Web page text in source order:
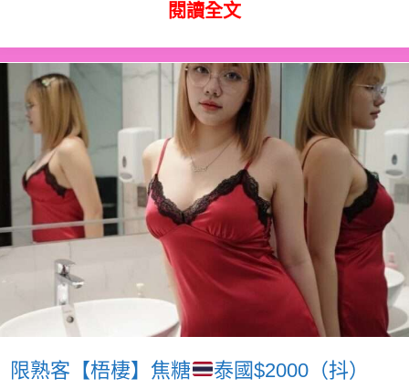
閱讀全文
限熟客【梧棲】焦糖 泰國$2000（抖）